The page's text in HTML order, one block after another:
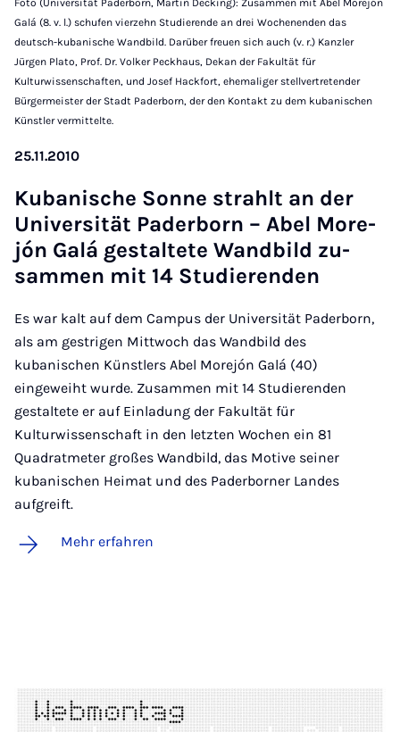
Foto (Universität Paderborn, Martin Decking): Zusammen mit Abel Morejón
Galá (8. v. l.) schufen vierzehn Studierende an drei Wochenenden das
deutsch-kubanische Wandbild. Darüber freuen sich auch (v. r.) Kanzler
Jürgen Plato, Prof. Dr. Volker Peckhaus, Dekan der Fakultät für
Kulturwissenschaften, und Josef Hackfort, ehemaliger stellvertretender
Bürgermeister der Stadt Paderborn, der den Kontakt zu dem kubanischen
Künstler vermittelte.
25.11.2010
Ku­ba­ni­sche Son­ne strahlt an der
Uni­ver­si­tät Pa­der­born – Abel Mo­re­
jón Ga­lá ge­stal­te­te Wand­bild zu­
sam­men mit 14 Stu­die­ren­den
Es war kalt auf dem Campus der Universität Paderborn,
als am gestrigen Mittwoch das Wandbild des
kubanischen Künstlers Abel Morejón Galá (40)
eingeweiht wurde. Zusammen mit 14 Studierenden
gestaltete er auf Einladung der Fakultät für
Kulturwissenschaft in den letzten Wochen ein 81
Quadratmeter großes Wandbild, das Motive seiner
kubanischen Heimat und des Paderborner Landes
aufgreift.
Mehr erfahren